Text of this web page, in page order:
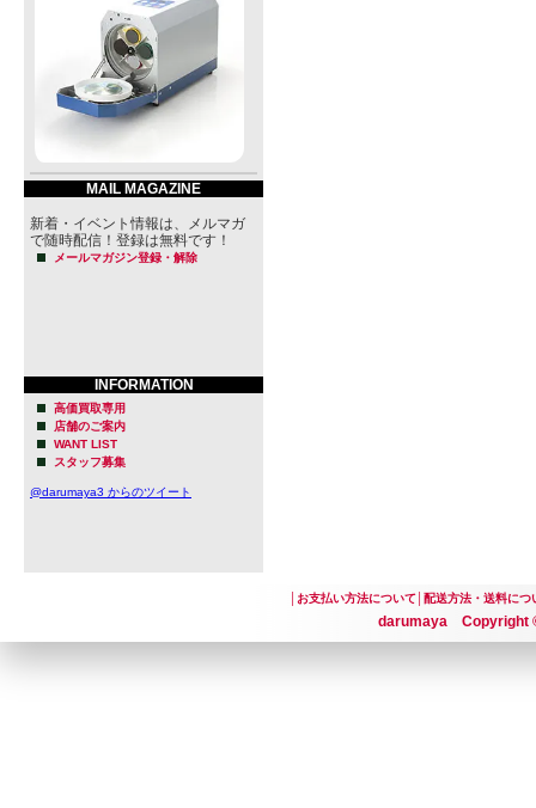
MAIL MAGAZINE
新着・イベント情報は、メルマガ
で随時配信！登録は無料です！
メールマガジン登録・解除
INFORMATION
高価買取専用
店舗のご案内
WANT LIST
スタッフ募集
@darumaya3 からのツイート
お支払い方法について│ 配送方法・送料につ
darumaya Copyright